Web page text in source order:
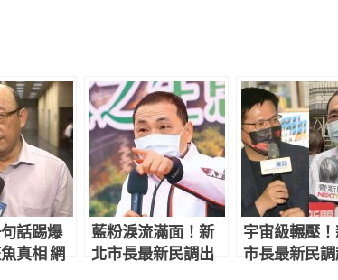
話踢爆
真相 網
藍粉淚流滿面！新
北市長最新民調出
宇宙級輾壓
市長最新民